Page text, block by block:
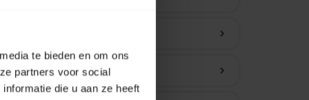
te bieden en om ons
partners voor social
die u aan ze heeft
chevron_right
chevron_right